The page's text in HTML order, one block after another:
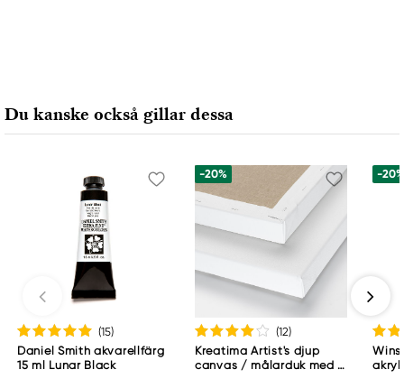
Winsor & Newton
Östra Långgatan 87
61930 Trosa, Sweden
info@colart.se
Du kanske också gillar dessa
(15)
Daniel Smith akvarellfärg
15 ml Lunar Black
-20%
(12)
Kreatima Artist's djup
canvas / målarduk med 4
-